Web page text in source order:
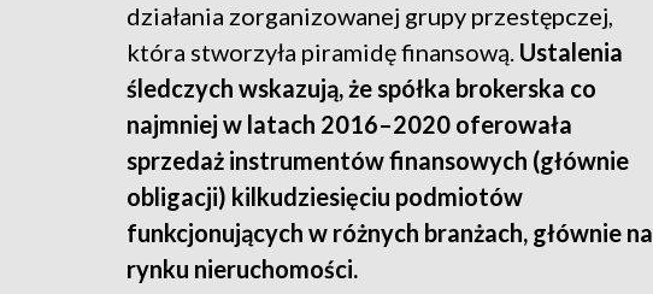
działania zorganizowanej grupy przestępczej,
która stworzyła piramidę finansową. Ustalenia
śledczych wskazują, że spółka brokerska co
najmniej w latach 2016–2020 oferowała
sprzedaż instrumentów finansowych (głównie
obligacji) kilkudziesięciu podmiotów
funkcjonujących w różnych branżach, głównie na
rynku nieruchomości.